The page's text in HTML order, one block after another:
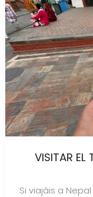
VISITAR EL
Si viajáis a